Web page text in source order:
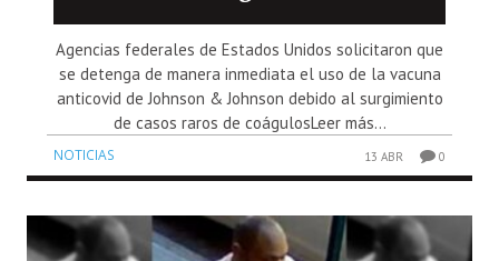
Agencias federales de Estados Unidos solicitaron que
se detenga de manera inmediata el uso de la vacuna
anticovid de Johnson & Johnson debido al surgimiento
de casos raros de coágulosLeer más...
NOTICIAS 13 ABR 0